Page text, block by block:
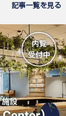
記事一覧を見る